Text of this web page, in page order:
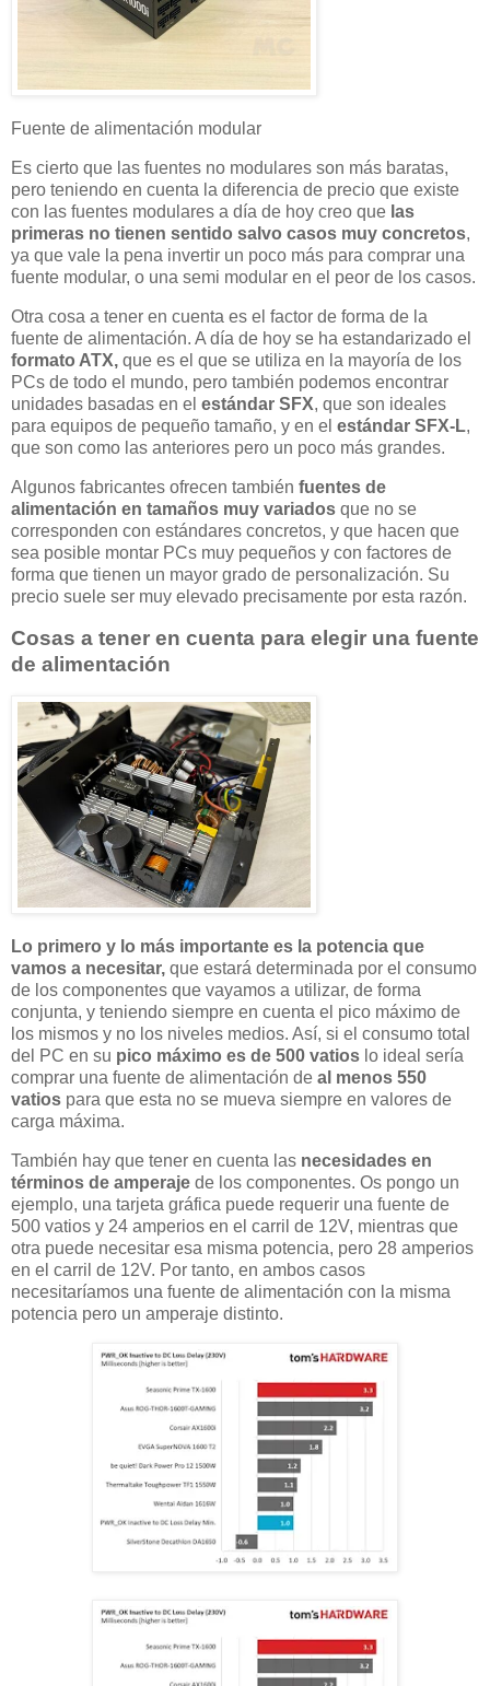
Fuente de alimentación modular
Es cierto que las fuentes no modulares son más baratas,
pero teniendo en cuenta la diferencia de precio que existe
con las fuentes modulares a día de hoy creo que las
primeras no tienen sentido salvo casos muy concretos,
ya que vale la pena invertir un poco más para comprar una
fuente modular, o una semi modular en el peor de los casos.
Otra cosa a tener en cuenta es el factor de forma de la
fuente de alimentación. A día de hoy se ha estandarizado el
formato ATX, que es el que se utiliza en la mayoría de los
PCs de todo el mundo, pero también podemos encontrar
unidades basadas en el estándar SFX, que son ideales
para equipos de pequeño tamaño, y en el estándar SFX-L,
que son como las anteriores pero un poco más grandes.
Algunos fabricantes ofrecen también fuentes de
alimentación en tamaños muy variados que no se
corresponden con estándares concretos, y que hacen que
sea posible montar PCs muy pequeños y con factores de
forma que tienen un mayor grado de personalización. Su
precio suele ser muy elevado precisamente por esta razón.
Cosas a tener en cuenta para elegir una fuente
de alimentación
Lo primero y lo más importante es la potencia que
vamos a necesitar, que estará determinada por el consumo
de los componentes que vayamos a utilizar, de forma
conjunta, y teniendo siempre en cuenta el pico máximo de
los mismos y no los niveles medios. Así, si el consumo total
del PC en su pico máximo es de 500 vatios lo ideal sería
comprar una fuente de alimentación de al menos 550
vatios para que esta no se mueva siempre en valores de
carga máxima.
También hay que tener en cuenta las necesidades en
términos de amperaje de los componentes. Os pongo un
ejemplo, una tarjeta gráfica puede requerir una fuente de
500 vatios y 24 amperios en el carril de 12V, mientras que
otra puede necesitar esa misma potencia, pero 28 amperios
en el carril de 12V. Por tanto, en ambos casos
necesitaríamos una fuente de alimentación con la misma
potencia pero un amperaje distinto.